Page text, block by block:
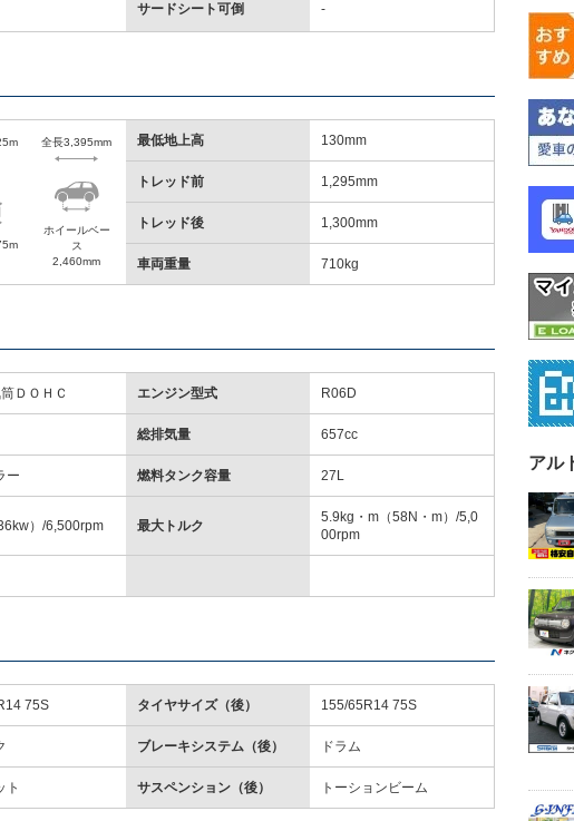
サードシート可倒 -
全長3,395mm
ホイールベー
ス
2,460mm
最低地上高 130mm
トレッド前 1,295mm
トレッド後 1,300mm
車両重量 710kg
ＤＯＨＣ エンジン型式 R06D
総排気量 657cc
ー 燃料タンク容量 27L
）/6,500rpm 最大トルク
5.9kg・m（58N・m）/5,0
00rpm
75S タイヤサイズ（後） 155/65R14 75S
ブレーキシステム（後） ドラム
ト サスペンション（後） トーションビーム
アル